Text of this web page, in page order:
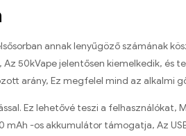
annak lenyűgöző számának
50kVape jelentősen kiemelkedik,
arány, Ez megfelel mind az alkalmi
Ez lehetővé teszi a
-os akkumulátor támogatja, Az